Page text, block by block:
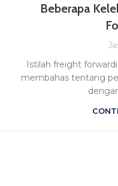
Beberapa
Istilah freight
membahas tentang